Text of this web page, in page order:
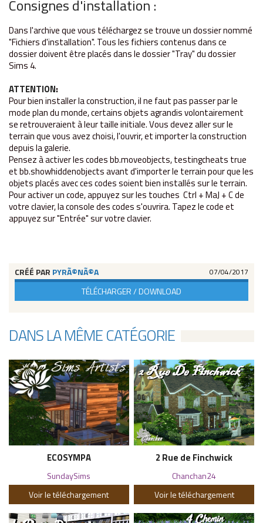
Consignes d'installation :
Dans l'archive que vous téléchargez se trouve un dossier nommé
"Fichiers d'installation". Tous les fichiers contenus dans ce
dossier doivent être placés dans le dossier "Tray" du dossier
Sims 4.
ATTENTION:
Pour bien installer la construction, il ne faut pas passer par le
mode plan du monde, certains objets agrandis volontairement
se retrouveraient à leur taille initiale. Vous devez aller sur le
terrain que vous avez choisi, l'ouvrir, et importer la construction
depuis la galerie.
Pensez à activer les codes bb.moveobjects, testingcheats true
et bb.showhiddenobjects avant d'importer le terrain pour que les
objets placés avec ces codes soient bien installés sur le terrain.
Pour activer un code, appuyez sur les touches Ctrl + MaJ + C de
votre clavier, la console des codes s'ouvrira. Tapez le code et
appuyez sur "Entrée" sur votre clavier.
CRÉÉ PAR PYRÃ©NÃ©A 07/04/2017
TÉLÉCHARGER / DOWNLOAD
DANS LA MÊME CATÉGORIE
ECOSYMPA
SundaySims
Voir le téléchargement
2 Rue de Finchwick
Chanchan24
Voir le téléchargement